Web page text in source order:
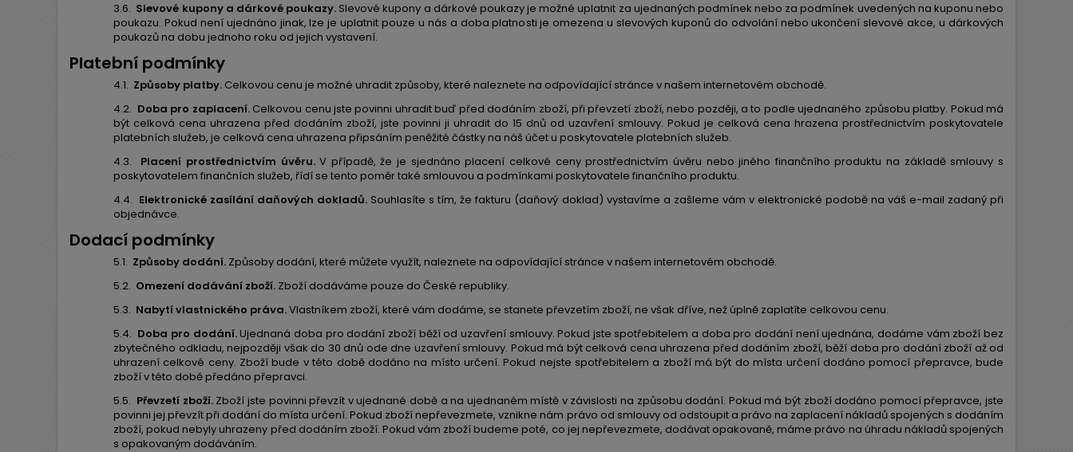
3.6. Slevové kupony a dárkové poukazy. Slevové kupony a dárkové poukazy je možné uplatnit za ujednaných podmínek nebo za podmínek uvedených na kuponu nebo
poukazu. Pokud není ujednáno jinak, lze je uplatnit pouze u nás a doba platnosti je omezena u slevových kuponů do odvolání nebo ukončení slevové akce, u dárkových
poukazů na dobu jednoho roku od jejich vystavení.
Platební podmínky
4.1. Způsoby platby. Celkovou cenu je možné uhradit způsoby, které naleznete na odpovídající stránce v našem internetovém obchodě.
4.2. Doba pro zaplacení.Celkovou cenu jste povinni uhradit buď před dodáním zboží, při převzetí zboží, nebo později, a to podle ujednaného způsobu platby. Pokud má
být celková cena uhrazena před dodáním zboží, jste povinni ji uhradit do 15 dnů od uzavření smlouvy. Pokud je celková cena hrazena prostřednictvím poskytovatele
platebních služeb, je celková cena uhrazena připsáním peněžité částky na náš účet u poskytovatele platebních služeb.
4.3. Placení prostřednictvím úvěru.V případě, že je sjednáno placení celkové ceny prostřednictvím úvěru nebo jiného finančního produktu na základě smlouvy s
poskytovatelem finančních služeb, řídí se tento poměr také smlouvou a podmínkami poskytovatele finančního produktu.
4.4. Elektronické zasílání daňových dokladů. Souhlasíte s tím, že fakturu (daňový doklad) vystavíme a zašleme vám v elektronické podobě na váš e-mail zadaný při
objednávce.
Dodací podmínky
5.1. Způsoby dodání. Způsoby dodání, které můžete využít, naleznete na odpovídající stránce v našem internetovém obchodě.
5.2. Omezení dodávání zboží. Zboží dodáváme pouze do České republiky.
5.3. Nabytí vlastnického práva.Vlastníkem zboží, které vám dodáme, se stanete převzetím zboží, ne však dříve, než úplně zaplatíte celkovou cenu.
5.4. Doba pro dodání.Ujednaná doba pro dodání zboží běží od uzavření smlouvy. Pokud jste spotřebitelem a doba pro dodání není ujednána, dodáme vám zboží bez
zbytečného odkladu, nejpozději však do 30 dnů ode dne uzavření smlouvy. Pokud má být celková cena uhrazena před dodáním zboží, běží doba pro dodání zboží až od
uhrazení celkové ceny. Zboží bude v této době dodáno na místo určení. Pokud nejste spotřebitelem a zboží má být do místa určení dodáno pomocí přepravce, bude
zboží v této době předáno přepravci.
5.5. Převzetí zboží.Zboží jste povinni převzít v ujednané době a na ujednaném místě v závislosti na způsobu dodání. Pokud má být zboží dodáno pomocí přepravce, jste
povinni jej převzít při dodání do místa určení. Pokud zboží nepřevezmete, vznikne nám právo od smlouvy od odstoupit a právo na zaplacení nákladů spojených s dodáním
zboží, pokud nebyly uhrazeny před dodáním zboží. Pokud vám zboží budeme poté, co jej nepřevezmete, dodávat opakovaně, máme právo na úhradu nákladů spojených
s opakovaným dodáváním.